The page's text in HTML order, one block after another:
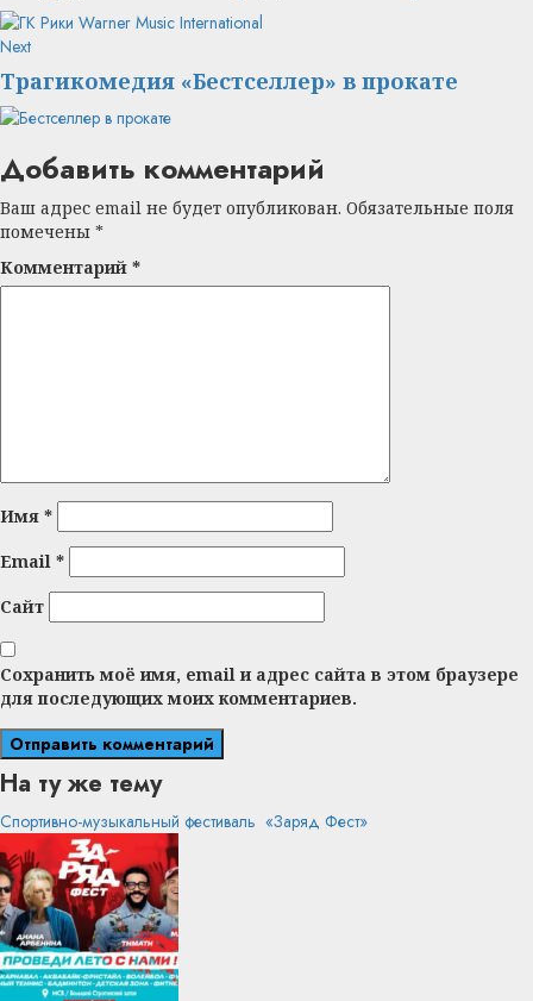
NextNext
Трагикомедия «Бестселлер» в прокате
Добавить комментарий
Ваш адрес email не будет опубликован. Обязательные поля
помечены *
Комментарий *
Имя *
Email *
Сайт
Сохранить моё имя, email и адрес сайта в этом браузере
для последующих моих комментариев.
На ту же тему
Спортивно-музыкальный фестиваль «Заряд Фест»